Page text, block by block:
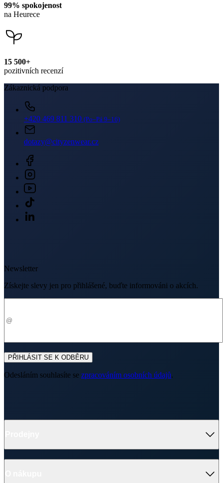
99% spokojenost
na Heurece
15 500+
pozitivních recenzí
Zákaznická podpora
+420 469 811 310 (Po–Pá 9–16)
dotazy@cityzenwear.cz
Newsletter
Získejte slevy jen pro přihlášené, buďte informováni o akcích.
PŘIHLÁSIT SE K ODBĚRU
Odesláním souhlasíte se zpracováním osobních údajů.